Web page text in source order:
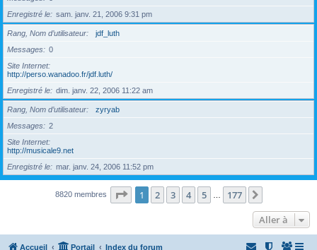
Enregistré le
sam. janv. 21, 2006 9:31 pm
Rang, Nom d’utilisateur
jdf_luth
Messages
0
Site Internet
http://perso.wanadoo.fr/jdf.luth/
Enregistré le
dim. janv. 22, 2006 11:22 am
Rang, Nom d’utilisateur
zyryab
Messages
2
Site Internet
http://musicale9.net
Enregistré le
mar. janv. 24, 2006 11:52 pm
8820 membres Page 1sur177
1 2 3 4 5 177
Aller à
Accueil Portail Index du forum